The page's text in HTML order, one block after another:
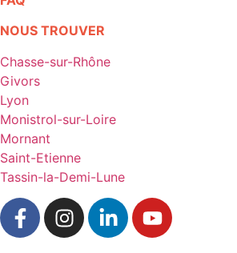
NOUS TROUVER
Chasse-sur-Rhône
Givors
Lyon
Monistrol-sur-Loire
Mornant
Saint-Etienne
Tassin-la-Demi-Lune